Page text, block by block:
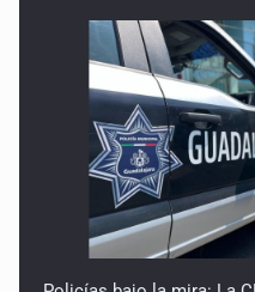
Policías bajo la mira: La